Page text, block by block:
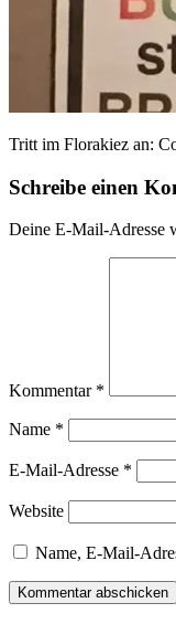
Tritt im Florakiez an:
Schreibe einen
Deine E-Mail-Adresse
Kommentar *
Name *
E-Mail-Adresse *
Website
Name, E-Mail-